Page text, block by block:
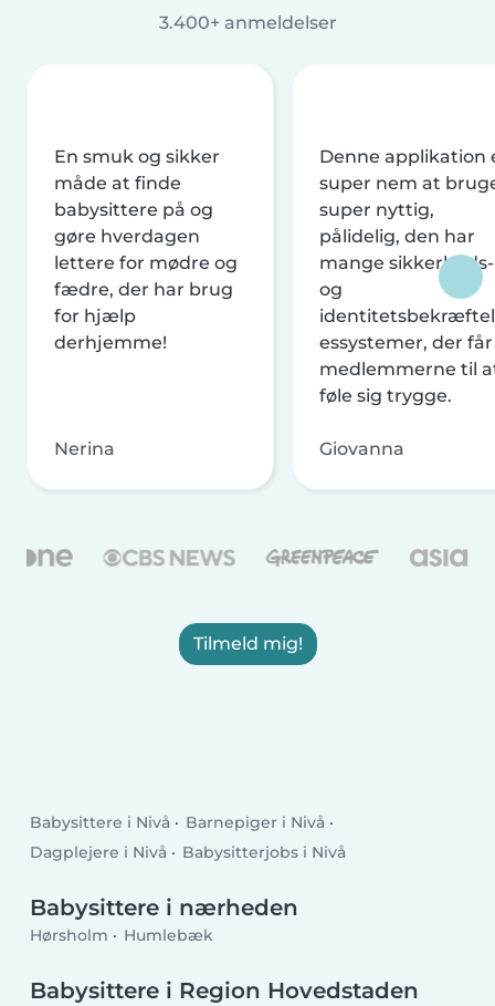
3.400+ anmeldelser
En smuk og sikker
måde at finde
babysittere på og
gøre hverdagen
lettere for mødre og
fædre, der har brug
for hjælp
derhjemme!
Nerina
Denne applikation
super nem at
super nyttig,
pålidelig, den har
mange sikkerheds-
og
essystemer, der får
medlemmerne til
føle sig trygge.
Giovanna
Tilmeld mig!
Babysittere i Nivå
Barnepiger i Nivå
Dagplejere i Nivå
Babysitterjobs i Nivå
Babysittere i nærheden
Hørsholm Humlebæk
Babysittere i Region Hovedstaden